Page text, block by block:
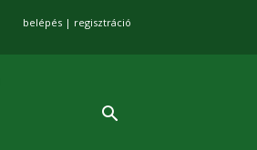
belépés | regisztráció